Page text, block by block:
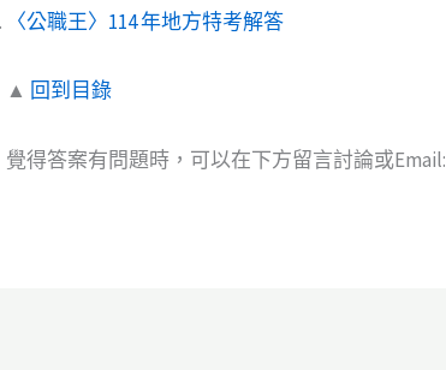
〈公職王〉114 年地方特考解答
▲ 回到目錄
覺得答案有問題時，可以在下方留言討論或Email: